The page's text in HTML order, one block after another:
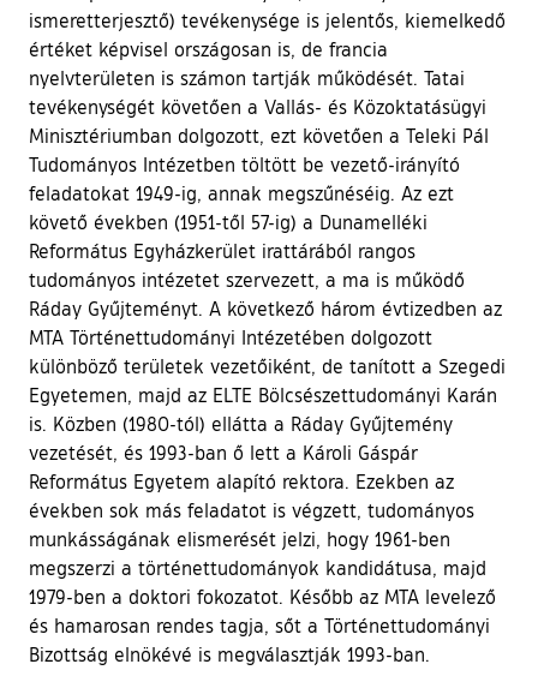
ismeretterjesztő) tevékenysége is jelentős, kiemelkedő
értéket képvisel országosan is, de francia
nyelvterületen is számon tartják működését. Tatai
tevékenységét követően a Vallás- és Közoktatásügyi
Minisztériumban dolgozott, ezt követően a Teleki Pál
Tudományos Intézetben töltött be vezető-irányító
feladatokat 1949-ig, annak megszűnéséig. Az ezt
követő években (1951-től 57-ig) a Dunamelléki
Református Egyházkerület irattárából rangos
tudományos intézetet szervezett, a ma is működő
Ráday Gyűjteményt. A következő három évtizedben az
MTA Történettudományi Intézetében dolgozott
különböző területek vezetőiként, de tanított a Szegedi
Egyetemen, majd az ELTE Bölcsészettudományi Karán
is. Közben (1980-tól) ellátta a Ráday Gyűjtemény
vezetését, és 1993-ban ő lett a Károli Gáspár
Református Egyetem alapító rektora. Ezekben az
években sok más feladatot is végzett, tudományos
munkásságának elismerését jelzi, hogy 1961-ben
megszerzi a történettudományok kandidátusa, majd
1979-ben a doktori fokozatot. Később az MTA levelező
és hamarosan rendes tagja, sőt a Történettudományi
Bizottság elnökévé is megválasztják 1993-ban.